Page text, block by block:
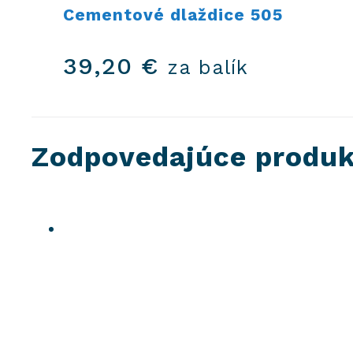
Cementové dlaždice 505
39,20 € za balík
Zodpovedajúce